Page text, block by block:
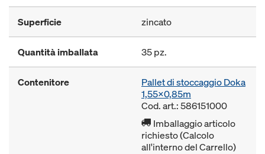
Superficie zincato
Quantità imballata 35 pz.
Contenitore
Pallet di stoccaggio Doka
1,55x0,85m
Cod. art.: 586151000
Imballaggio articolo
richiesto (Calcolo
all'interno del Carrello)